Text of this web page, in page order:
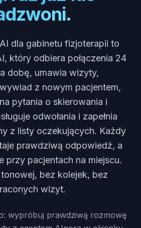
dla gabinetu fizjoterapii to
który odbiera połączenia 24
dobę, umawia wizyty,
z nowym pacjentem,
pytania o skierowania i
odwołania i zapełnia
z listy oczekujących. Każdy
prawdziwą odpowiedź, a
przy pacjentach na miejscu.
tonowej, bez kolejek, bez
wizyt.
wypróbuj prawdziwą rozmowę